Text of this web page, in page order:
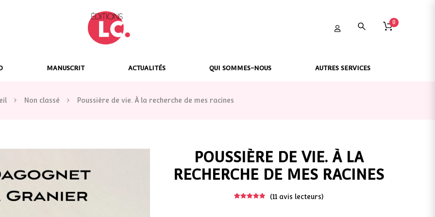
s
0
MANUSCRIT ACTUALITÉS QUI SOMMES-NOUS AUTRES SERVICES
Non classé Poussière de vie. À la recherche de mes racines
POUSSIÈRE DE VIE. À LA
RECHERCHE DE MES RACINES
(11avis lecteurs)